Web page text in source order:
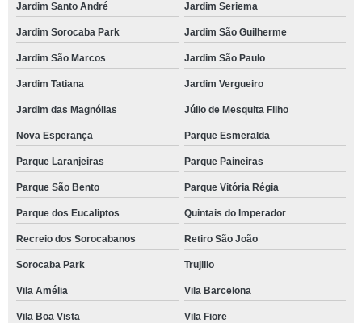
Jardim Santo André Jardim Seriema
Jardim Sorocaba Park Jardim São Guilherme
Jardim São Marcos Jardim São Paulo
Jardim Tatiana Jardim Vergueiro
Jardim das Magnólias Júlio de Mesquita Filho
Nova Esperança Parque Esmeralda
Parque Laranjeiras Parque Paineiras
Parque São Bento Parque Vitória Régia
Parque dos Eucaliptos Quintais do Imperador
Recreio dos Sorocabanos Retiro São João
Sorocaba Park Trujillo
Vila Amélia Vila Barcelona
Vila Boa Vista Vila Fiore